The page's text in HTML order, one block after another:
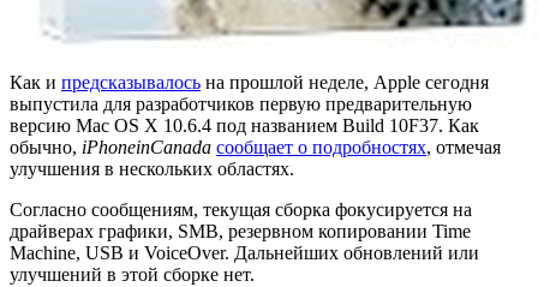
Как и предсказывалось на прошлой неделе, Apple сегодня
выпустила для разработчиков первую предварительную
версию Mac OS X 10.6.4 под названием Build 10F37. Как
обычно, iPhoneinCanada сообщает о подробностях, отмечая
улучшения в нескольких областях.
Согласно сообщениям, текущая сборка фокусируется на
драйверах графики, SMB, резервном копировании Time
Machine, USB и VoiceOver. Дальнейших обновлений или
улучшений в этой сборке нет.